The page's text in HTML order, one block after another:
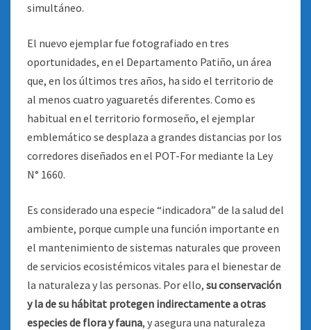
simultáneo.
El nuevo ejemplar fue fotografiado en tres
oportunidades, en el Departamento Patiño, un área
que, en los últimos tres años, ha sido el territorio de
al menos cuatro yaguaretés diferentes. Como es
habitual en el territorio formoseño, el ejemplar
emblemático se desplaza a grandes distancias por los
corredores diseñados en el POT-For mediante la Ley
N° 1660.
Es considerado una especie “indicadora” de la salud del
ambiente, porque cumple una función importante en
el mantenimiento de sistemas naturales que proveen
de servicios ecosistémicos vitales para el bienestar de
la naturaleza y las personas. Por ello, su conservación
y la de su hábitat protegen indirectamente a otras
especies de flora y fauna, y asegura una naturaleza